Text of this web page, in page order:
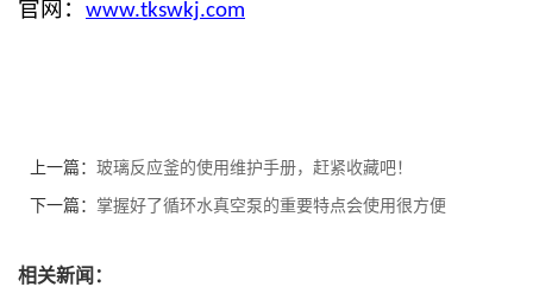
官网： www.tkswkj.com
上一篇： 玻璃反应釜的使用维护手册，赶紧收藏吧！
下一篇： 掌握好了循环水真空泵的重要特点会使用很方便
相关新闻：